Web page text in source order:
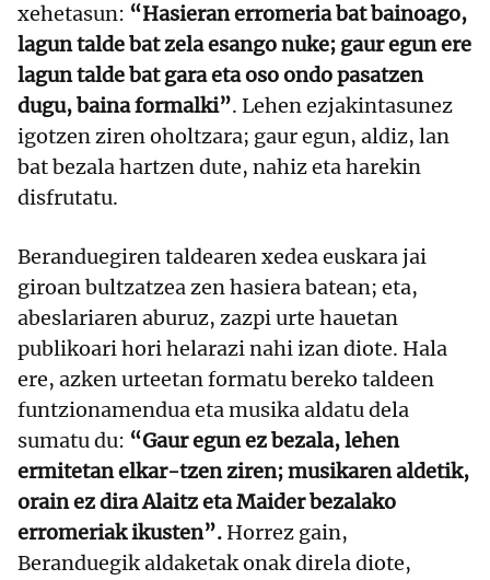
xehetasun: “Hasieran erromeria bat bainoago,
lagun talde bat zela esango nuke; gaur egun ere
lagun talde bat gara eta oso ondo pasatzen
dugu, baina formalki”. Lehen ezjakintasunez
igotzen ziren oholtzara; gaur egun, aldiz, lan
bat bezala hartzen dute, nahiz eta harekin
disfrutatu.
Beranduegiren taldearen xedea euskara jai
giroan bultzatzea zen hasiera batean; eta,
abeslariaren aburuz, zazpi urte hauetan
publikoari hori helarazi nahi izan diote. Hala
ere, azken urteetan formatu bereko taldeen
funtzionamendua eta musika aldatu dela
sumatu du: “Gaur egun ez bezala, lehen
ermitetan elkar-tzen ziren; musikaren aldetik,
orain ez dira Alaitz eta Maider bezalako
erromeriak ikusten”. Horrez gain,
Beranduegik aldaketak onak direla diote,